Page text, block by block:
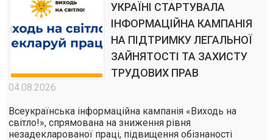
УКРАЇНІ СТАРТУВАЛА
ІНФОРМАЦІЙНА КАМПАНІЯ
НА ПІДТРИМКУ ЛЕГАЛЬНОЇ
ЗАЙНЯТОСТІ ТА ЗАХИСТУ
ТРУДОВИХ ПРАВ
04.08.2026
Всеукраїнська інформаційна кампанія «Виходь на
світло!», спрямована на зниження рівня
незадекларованої праці, підвищення обізнаності